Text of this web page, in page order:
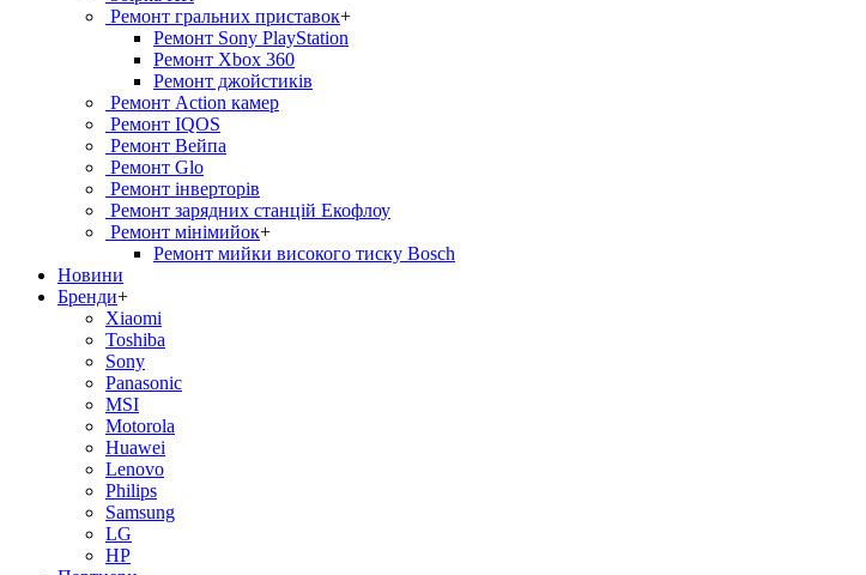
Ремонт гральних приставок+
Ремонт Sony PlayStation
Ремонт Xbox 360
Ремонт джойстиків
Ремонт Action камер
Ремонт IQOS
Ремонт Вейпа
Ремонт Glo
Ремонт інверторів
Ремонт зарядних станцій Екофлоу
Ремонт мiнiмийок+
Ремонт мийки високого тиску Bosch
Новини
Бренди+
Xiaomi
Toshiba
Sony
Panasonic
MSI
Motorola
Huawei
Lenovo
Philips
Samsung
LG
HP